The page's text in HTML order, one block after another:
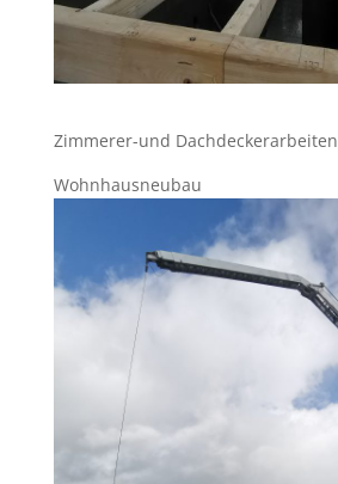
Zimmerer-und Dachdeckerarbeiten
Wohnhausneubau